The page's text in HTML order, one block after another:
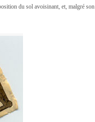
du sol avoisinant, et, malgré son